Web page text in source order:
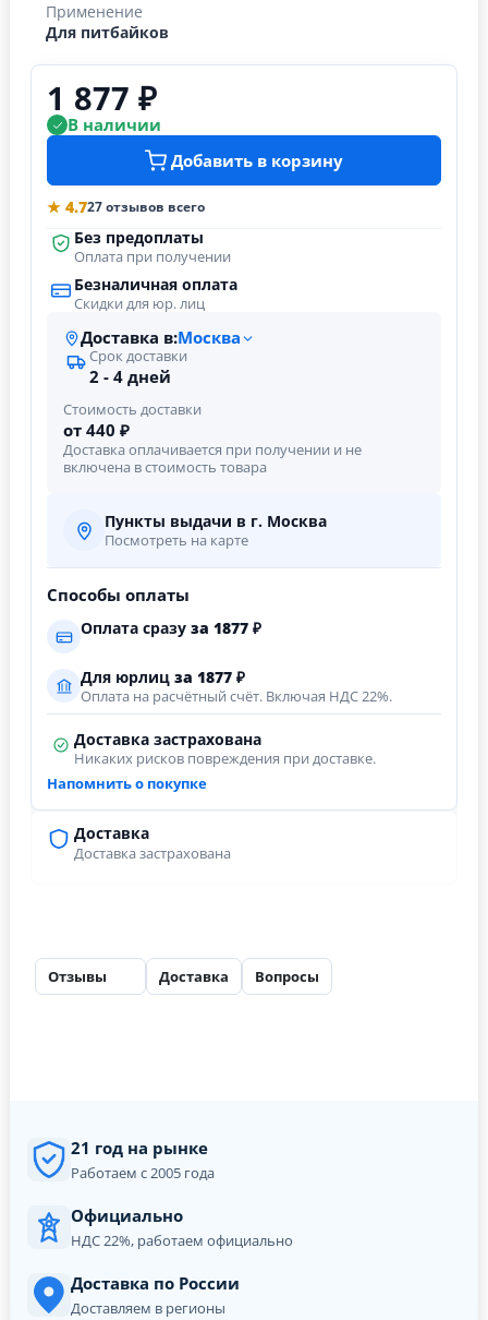
Применение
Для питбайков
Доставка
Доставка застрахована
1 877 ₽
В наличии
Добавить в корзину
★ 4.727 отзывов всего
Без предоплаты
Оплата при получении
Безналичная оплата
Скидки для юр. лиц
Доставка в:Москва
Срок доставки
2 - 4 дней
Стоимость доставки
от 440 ₽
Доставка оплачивается при получении и не
включена в стоимость товара
Пункты выдачи в г. Москва
Посмотреть на карте
Способы оплаты
Оплата сразу за 1877 ₽
Для юрлиц за 1877 ₽
Оплата на расчётный счёт. Включая НДС 22%.
Доставка застрахована
Никаких рисков повреждения при доставке.
Напомнить о покупке
Отзывы Доставка Вопросы
21 год на рынке
Работаем с 2005 года
Официально
НДС 22%, работаем официально
Доставка по России
Доставляем в регионы